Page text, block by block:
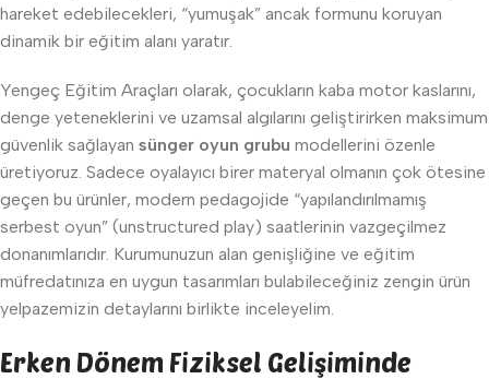
hareket edebilecekleri, “yumuşak” ancak formunu koruyan
dinamik bir eğitim alanı yaratır.
Yengeç Eğitim Araçları olarak, çocukların kaba motor kaslarını,
denge yeteneklerini ve uzamsal algılarını geliştirirken maksimum
güvenlik sağlayan sünger oyun grubu modellerini özenle
üretiyoruz. Sadece oyalayıcı birer materyal olmanın çok ötesine
geçen bu ürünler, modern pedagojide “yapılandırılmamış
serbest oyun” (unstructured play) saatlerinin vazgeçilmez
donanımlarıdır. Kurumunuzun alan genişliğine ve eğitim
müfredatınıza en uygun tasarımları bulabileceğiniz zengin ürün
yelpazemizin detaylarını birlikte inceleyelim.
Erken Dönem Fiziksel Gelişiminde